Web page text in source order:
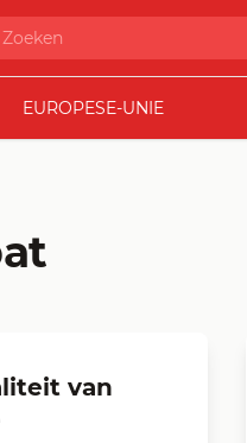
EUROPESE-UNIE